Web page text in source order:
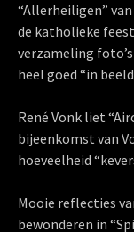
“Allerheiligen”
de katholieke
verzameling
heel goed “in
René Vonk liet
bijeenkomst van
hoeveelheid
Mooie reflecties
bewonderen in